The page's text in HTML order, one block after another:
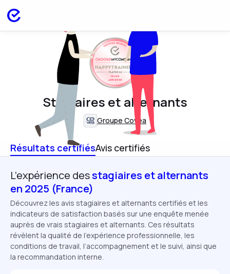
HAPPYTRAINEES
FRANCE
AUG 2025
Stagiaires et alternants
Groupe Covéa
Résultats certifiésAvis certifiés
L’expérience desstagiaires et alternants
en 2025 (France)
Découvrez les avis stagiaires et alternants certifiés et les
indicateurs de satisfaction basés sur une enquête menée
auprès de vrais stagiaires et alternants. Ces résultats
révèlent la qualité de l’expérience professionnelle, les
conditions de travail, l’accompagnement et le suivi, ainsi que
la recommandation interne.